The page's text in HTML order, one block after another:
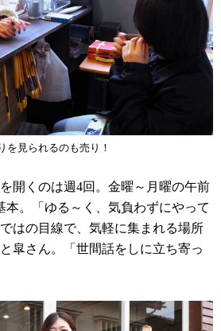
を見られるのも売り！
開くのは週4回。金曜～月曜の午前
本。「ゆる～く、気負わずにやって
はの目線で、気軽に集まれる場所
皐さん。「世間話をしに立ち寄っ